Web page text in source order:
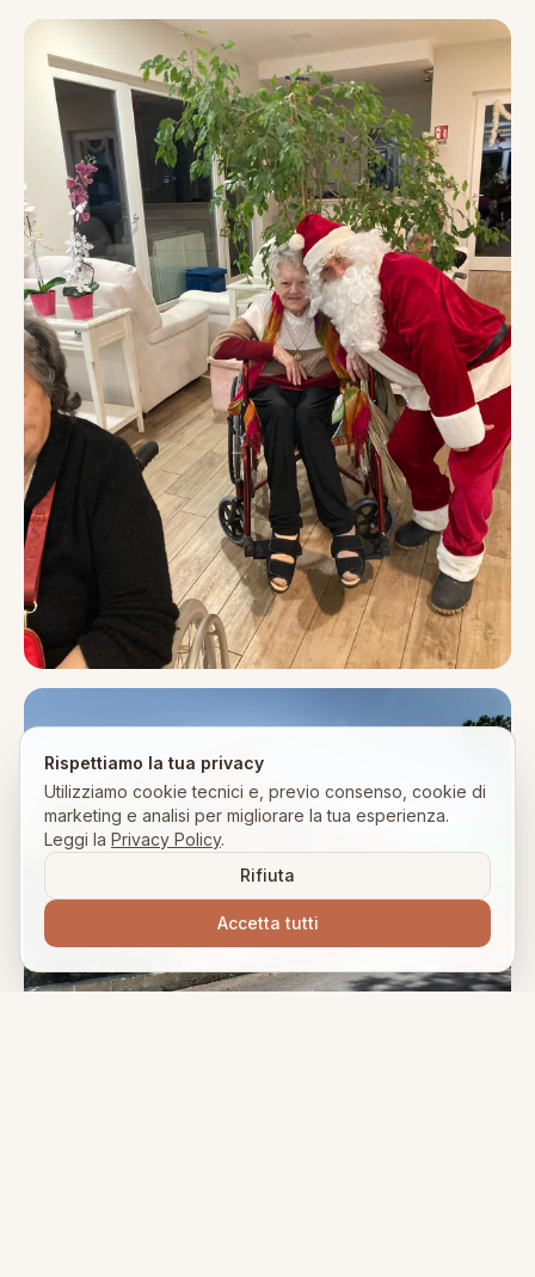
Rispettiamo la tua privacy
Utilizziamo cookie tecnici e, previo consenso, cookie di
marketing e analisi per migliorare la tua esperienza.
Leggi la Privacy Policy.
Rifiuta
Accetta tutti